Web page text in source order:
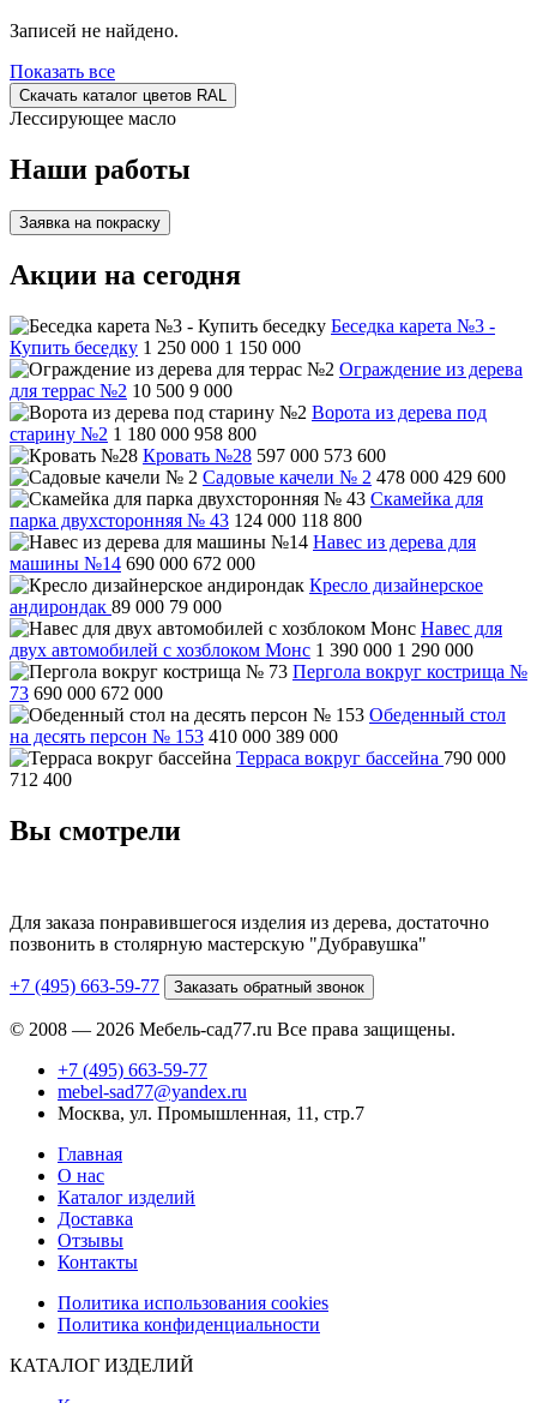
Записей не найдено.
Показать все
Скачать каталог цветов RAL
Лессирующее масло
Наши работы
Заявка на покраску
Акции на сегодня
Беседка карета №3 -
Купить беседку 1 250 000 1 150 000
Ограждение из дерева
для террас №2 10 500 9 000
Ворота из дерева под
старину №2 1 180 000 958 800
Кровать №28 597 000 573 600
Садовые качели № 2 478 000 429 600
Скамейка для
парка двухсторонняя № 43 124 000 118 800
Навес из дерева для
машины №14 690 000 672 000
Кресло дизайнерское
андирондак 89 000 79 000
Навес для
двух автомобилей с хозблоком Монс 1 390 000 1 290 000
Пергола вокруг кострища №
73 690 000 672 000
Обеденный стол
на десять персон № 153 410 000 389 000
Терраса вокруг бассейна 790 000
712 400
Вы смотрели
Для заказа понравившегося изделия из дерева, достаточно
позвонить в столярную мастерскую "Дубравушка"
+7 (495) 663-59-77 Заказать обратный звонок
© 2008 — 2026 Мебель-сад77.ru Все права защищены.
+7 (495) 663-59-77
mebel-sad77@yandex.ru
Москва, ул. Промышленная, 11, стр.7
Главная
О нас
Каталог изделий
Доставка
Отзывы
Контакты
Политика использования cookies
Политика конфиденциальности
КАТАЛОГ ИЗДЕЛИЙ